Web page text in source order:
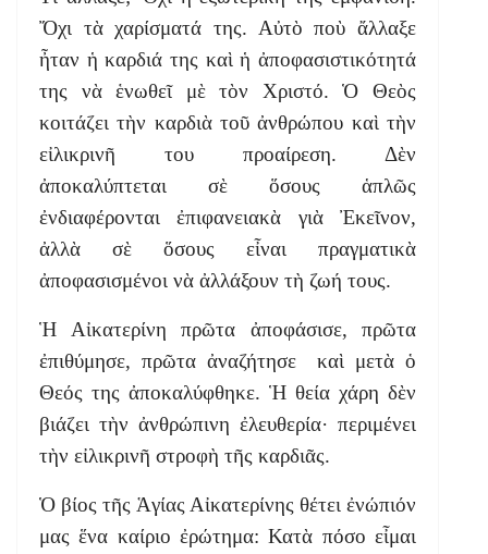
Ὄχι τὰ χαρίσματά της. Αὐτὸ ποὺ ἄλλαξε
ἦταν ἡ καρδιά της καὶ ἡ ἀποφασιστικότητά
της νὰ ἑνωθεῖ μὲ τὸν Χριστό. Ὁ Θεὸς
κοιτάζει τὴν καρδιὰ τοῦ ἀνθρώπου καὶ τὴν
εἰλικρινῆ του προαίρεση. Δὲν
ἀποκαλύπτεται σὲ ὅσους ἁπλῶς
ἐνδιαφέρονται ἐπιφανειακὰ γιὰ Ἐκεῖνον,
ἀλλὰ σὲ ὅσους εἶναι πραγματικὰ
ἀποφασισμένοι νὰ ἀλλάξουν τὴ ζωή τους.
Ἡ Αἰκατερίνη πρῶτα ἀποφάσισε, πρῶτα
ἐπιθύμησε, πρῶτα ἀναζήτησε καὶ μετὰ ὁ
Θεός της ἀποκαλύφθηκε. Ἡ θεία χάρη δὲν
βιάζει τὴν ἀνθρώπινη ἐλευθερία· περιμένει
τὴν εἰλικρινῆ στροφὴ τῆς καρδιᾶς.
Ὁ βίος τῆς Ἁγίας Αἰκατερίνης θέτει ἐνώπιόν
μας ἕνα καίριο ἐρώτημα: Κατὰ πόσο εἶμαι